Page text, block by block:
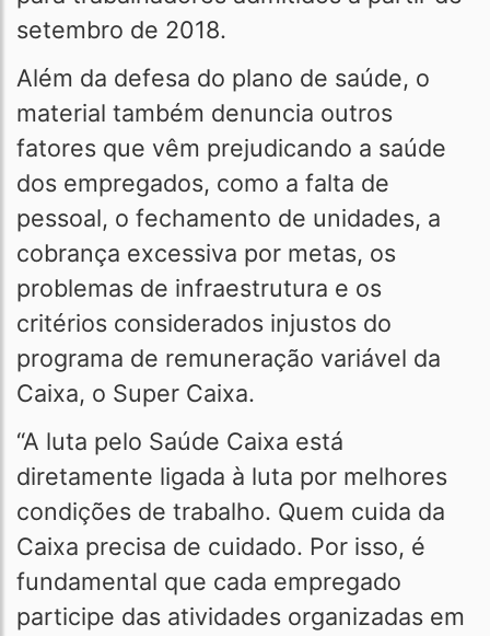
setembro de 2018.
Além da defesa do plano de saúde, o
material também denuncia outros
fatores que vêm prejudicando a saúde
dos empregados, como a falta de
pessoal, o fechamento de unidades, a
cobrança excessiva por metas, os
problemas de infraestrutura e os
critérios considerados injustos do
programa de remuneração variável da
Caixa, o Super Caixa.
“A luta pelo Saúde Caixa está
diretamente ligada à luta por melhores
condições de trabalho. Quem cuida da
Caixa precisa de cuidado. Por isso, é
fundamental que cada empregado
participe das atividades organizadas em